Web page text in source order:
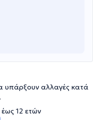
υπάρξουν αλλαγές κατά
12 ετών